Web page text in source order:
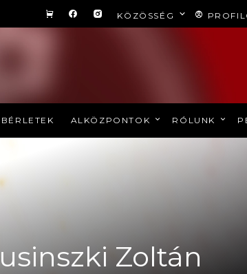
KÖZÖSSÉG
ALKÖZPONTOK RÓLUNK
Zoltán